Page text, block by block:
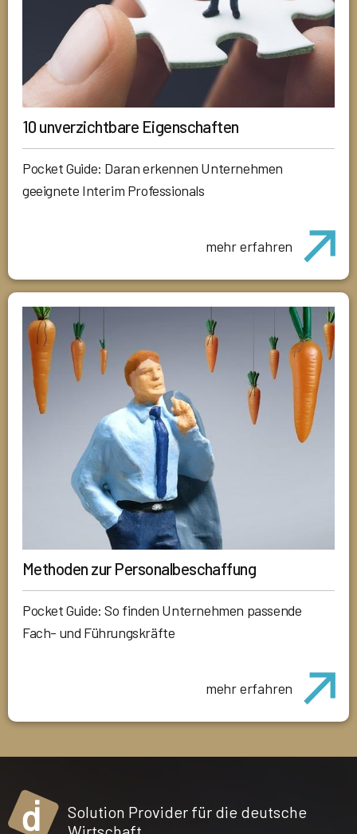
10 unverzichtbare Eigenschaften
Pocket Guide: Daran erkennen Unternehmen
geeignete Interim Professionals
mehr erfahren
Methoden zur Personalbeschaffung
Pocket Guide: So finden Unternehmen passende
Fach- und Führungskräfte
mehr erfahren
Solution Provider für die deutsche